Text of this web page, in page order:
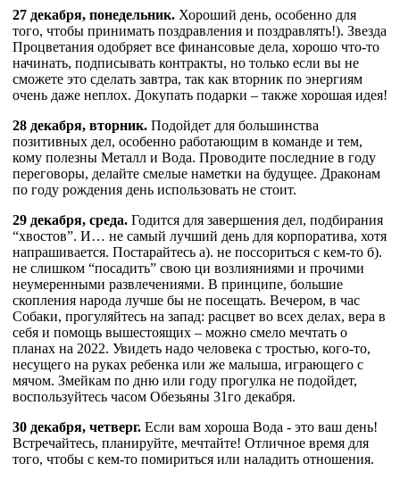
27 декабря, понедельник. Хороший день, особенно для
того, чтобы принимать поздравления и поздравлять!). Звезда
Процветания одобряет все финансовые дела, хорошо что-то
начинать, подписывать контракты, но только если вы не
сможете это сделать завтра, так как вторник по энергиям
очень даже неплох. Докупать подарки – также хорошая идея!
28 декабря, вторник. Подойдет для большинства
позитивных дел, особенно работающим в команде и тем,
кому полезны Металл и Вода. Проводите последние в году
переговоры, делайте смелые наметки на будущее. Драконам
по году рождения день использовать не стоит.
29 декабря, среда. Годится для завершения дел, подбирания
“хвостов”. И… не самый лучший день для корпоратива, хотя
напрашивается. Постарайтесь а). не поссориться с кем-то б).
не слишком “посадить” свою ци возлияниями и прочими
неумеренными развлечениями. В принципе, большие
скопления народа лучше бы не посещать. Вечером, в час
Собаки, прогуляйтесь на запад: расцвет во всех делах, вера в
себя и помощь вышестоящих – можно смело мечтать о
планах на 2022. Увидеть надо человека с тростью, кого-то,
несущего на руках ребенка или же малыша, играющего с
мячом. Змейкам по дню или году прогулка не подойдет,
воспользуйтесь часом Обезьяны 31го декабря.
30 декабря, четверг. Если вам хороша Вода - это ваш день!
Встречайтесь, планируйте, мечтайте! Отличное время для
того, чтобы с кем-то помириться или наладить отношения.